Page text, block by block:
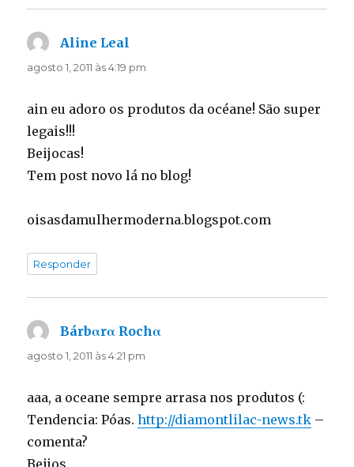
Aline Leal
agosto 1, 2011 às 4:19 pm
ain eu adoro os produtos da océane! São super
legais!!!
Beijocas!
Tem post novo lá no blog!
oisasdamulhermoderna.blogspot.com
Responder
Bárbαrα Rochα
agosto 1, 2011 às 4:21 pm
aaa, a oceane sempre arrasa nos produtos (:
Tendencia: Póas.http://diamontlilac-news.tk –
comenta?
Beijos.